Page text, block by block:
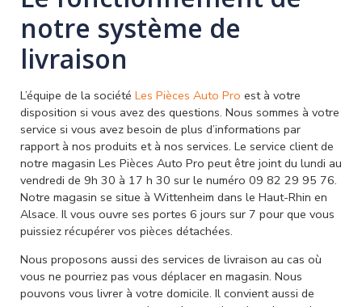
notre système de
livraison
L’équipe de la société Les Pièces Auto Pro est à votre
disposition si vous avez des questions. Nous sommes à votre
service si vous avez besoin de plus d’informations par
rapport à nos produits et à nos services. Le service client de
notre magasin Les Pièces Auto Pro peut être joint du lundi au
vendredi de 9h 30 à 17 h 30 sur le numéro 09 82 29 95 76.
Notre magasin se situe à Wittenheim dans le Haut-Rhin en
Alsace. Il vous ouvre ses portes 6 jours sur 7 pour que vous
puissiez récupérer vos pièces détachées.
Nous proposons aussi des services de livraison au cas où
vous ne pourriez pas vous déplacer en magasin. Nous
pouvons vous livrer à votre domicile. Il convient aussi de